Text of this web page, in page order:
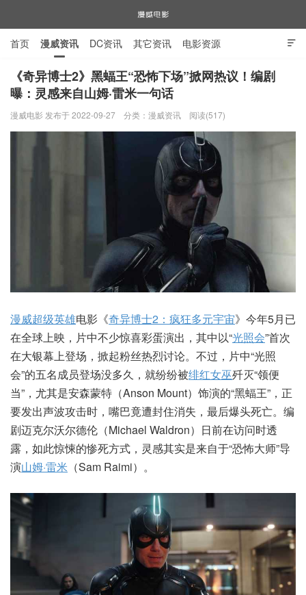
漫威电影

首页 漫威资讯 DC资讯 其它资讯 电影资源
电视剧资源 漫威图片
《奇异博士2》黑蝠王“恐怖下场”掀网热议！编剧
曝：灵感来自山姆·雷米一句话
漫威电影 发布于 2022-09-27 分类： 漫威资讯 阅读(517)
漫威超级英雄电影《奇异博士2：疯狂多元宇宙》今年5月已
在全球上映，片中不少惊喜彩蛋演出，其中以“光照会”首次
在大银幕上登场，掀起粉丝热烈讨论。不过，片中“光照
会”的五名成员登场没多久，就纷纷被绯红女巫歼灭“领便
当”，尤其是安森蒙特（Anson Mount）饰演的“黑蝠王”，正
要发出声波攻击时，嘴巴竟遭封住消失，最后爆头死亡。编
剧迈克尔沃尔德伦（Michael Waldron）日前在访问时透
露，如此惊悚的惨死方式，灵感其实是来自于“恐怖大师”导
演山姆·雷米 （Sam Raimi）。